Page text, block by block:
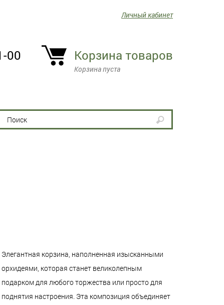
Личный кабинет
00 Корзина товаров
Корзина пуста
Элегантная корзина, наполненная изысканными
орхидеями, которая станет великолепным
подарком для любого торжества или просто для
поднятия настроения. Эта композиция объединяет